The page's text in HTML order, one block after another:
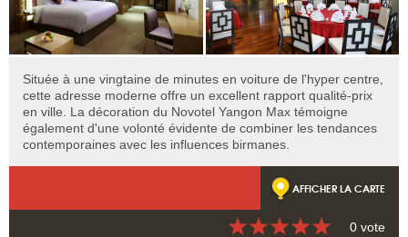
Située à une vingtaine de minutes en voiture de l'hyper centre,
cette adresse moderne offre un excellent rapport qualité-prix
en ville. La décoration du Novotel Yangon Max témoigne
également d'une volonté évidente de combiner les tendances
contemporaines avec les influences birmanes.
AFFICHER LA CARTE
0 vote